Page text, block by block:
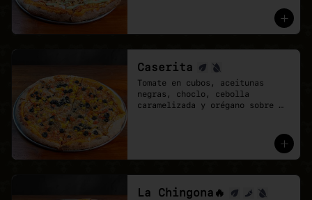
Caserita
Tomate en cubos, aceitunas
negras, choclo, cebolla
caramelizada y orégano sobre
La Chingona🔥